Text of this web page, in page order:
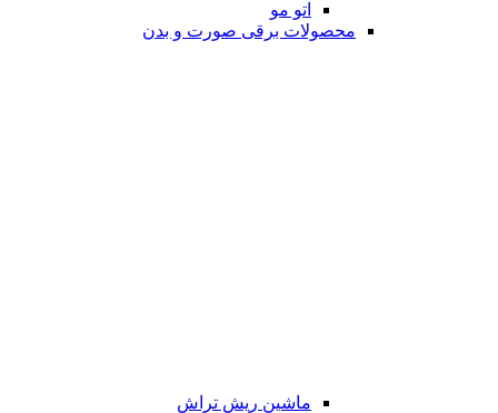
اتو مو
محصولات برقی صورت و بدن
ماشین ریش تراش